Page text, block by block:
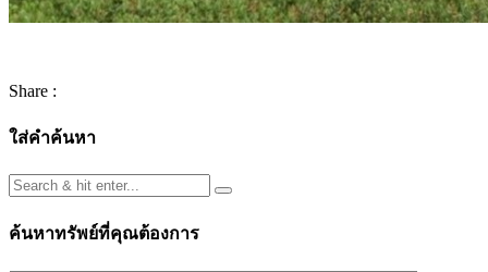
Share :
ใส่คำค้นหา
ค้นหาทรัพย์ที่คุณต้องการ